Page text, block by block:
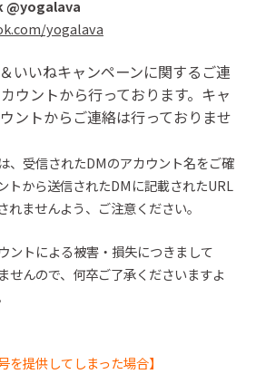
@yogalava
yogalava
いいねキャンペーンに関するご連
ウントから行っております。キャ
ントからご連絡は行っておりませ
、受信されたDMのアカウント名をご確
トから送信されたDMに記載されたURL
れませんよう、ご注意ください。
ントによる被害・損失につきまして
んので、 何卒ご了承くださいますよ
を提供してしまった場合】